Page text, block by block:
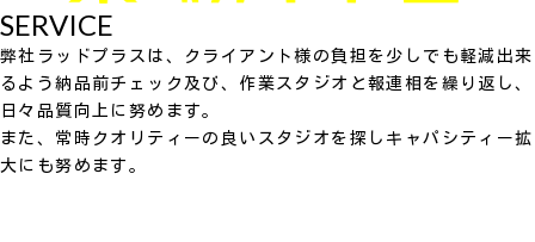
SERVICE
弊社ラッドプラスは、クライアント様の負担を少しでも軽減出来
るよう納品前チェック及び、作業スタジオと報連相を繰り返し、
日々品質向上に努めます。
また、常時クオリティーの良いスタジオを探しキャパシティー拡
大にも努めます。